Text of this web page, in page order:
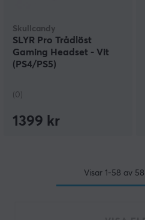
Skullcandy
SLYR Pro Trådlöst
Gaming Headset - Vit
(PS4/PS5)
(0)
1399 kr
Visar 1-58 av 58